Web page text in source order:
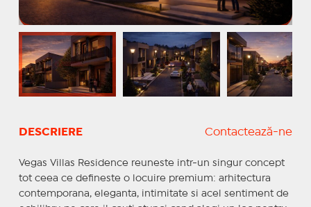
DESCRIERE Contactează-ne
Vegas Villas Residence reuneste intr-un singur concept
tot ceea ce defineste o locuire premium: arhitectura
contemporana, eleganta, intimitate si acel sentiment de